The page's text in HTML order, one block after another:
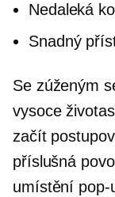
Nedaleká
Snadný
Se zúženým
vysoce
začít
příslušná
umístění pop-